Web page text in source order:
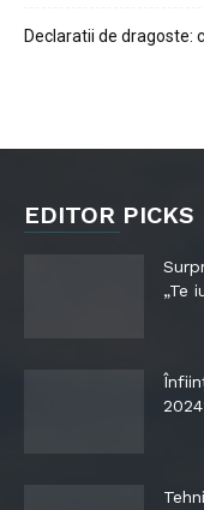
Declaratii de dragoste:
EDITOR PICKS
„Te